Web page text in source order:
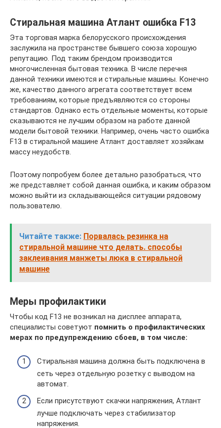
Стиральная машина Атлант ошибка F13
Эта торговая марка белорусского происхождения
заслужила на пространстве бывшего союза хорошую
репутацию. Под таким брендом производится
многочисленная бытовая техника. В числе перечня
данной техники имеются и стиральные машины. Конечно
же, качество данного агрегата соответствует всем
требованиям, которые предъявляются со стороны
стандартов. Однако есть отдельные моменты, которые
сказываются не лучшим образом на работе данной
модели бытовой техники. Например, очень часто ошибка
F13 в стиральной машине Атлант доставляет хозяйкам
массу неудобств.
Поэтому попробуем более детально разобраться, что
же представляет собой данная ошибка, и каким образом
можно выйти из складывающейся ситуации рядовому
пользователю.
Читайте также: Порвалась резинка на
стиральной машине что делать. способы
заклеивания манжеты люка в стиральной
машине
Меры профилактики
Чтобы код F13 не возникал на дисплее аппарата,
специалисты советуют помнить о профилактических
мерах по предупреждению сбоев, в том числе:
Стиральная машина должна быть подключена в
сеть через отдельную розетку с выводом на
автомат.
Если присутствуют скачки напряжения, Атлант
лучше подключать через стабилизатор
напряжения.